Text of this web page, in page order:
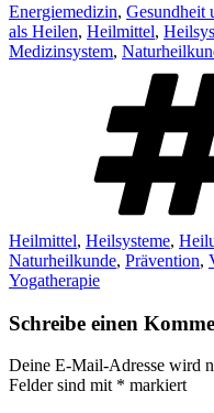
Energiemedizin, Gesundheit
als Heilen, Heilmittel,
Medizinsystem,
Heilmittel, Heilsysteme,
Naturheilkunde, Prävention,
Yogatherapie
Schreibe einen
Deine E-Mail-Adresse wird
Felder sind mit * markiert